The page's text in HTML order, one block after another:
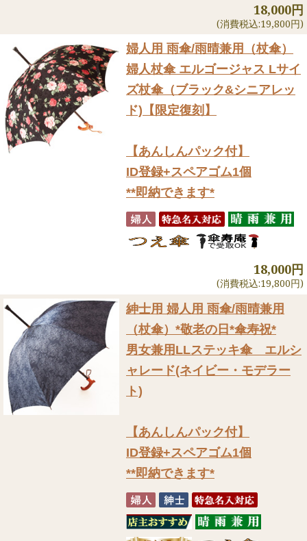
18,000円
(消費税込:19,800円)
婦人用 雨傘/雨晴兼用（杖傘）
婦人杖傘 エルゴージャス Lサイ
ズ杖傘（ブラック&シニアレッ
ド)【限定復刻】
【あんしんパック付】
ID登録+スペアゴム1個
**即納できます*
18,000円
(消費税込:19,800円)
紳士用 婦人用 雨傘/雨晴兼用
（杖傘） *敬老の日*傘寿祝*
男女兼用LLステッキ傘 エルシ
ャレード(ネイビー・モデラー
ト)
【あんしんパック付】
ID登録+スペアゴム1個
**即納できます*